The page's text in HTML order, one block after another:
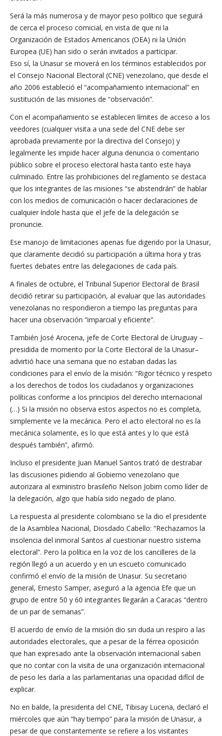
Será la más numerosa y de mayor peso político que seguirá
de cerca el proceso comicial, en vista de que ni la
Organización de Estados Americanos (OEA) ni la Unión
Europea (UE) han sido o serán invitados a participar.
Eso sí, la Unasur se moverá en los términos establecidos por
el Consejo Nacional Electoral (CNE) venezolano, que desde el
año 2006 estableció el “acompañamiento internacional” en
sustitución de las misiones de “observación”.
Con el acompañamiento se establecen límites de acceso a los
veedores (cualquier visita a una sede del CNE debe ser
aprobada previamente por la directiva del Consejo) y
legalmente les impide hacer alguna denuncia o comentario
público sobre el proceso electoral hasta tanto este haya
culminado. Entre las prohibiciones del reglamento se destaca
que los integrantes de las misiones “se abstendrán” de hablar
con los medios de comunicación o hacer declaraciones de
cualquier índole hasta que el jefe de la delegación se
pronuncie.
Ese manojo de limitaciones apenas fue digerido por la Unasur,
que claramente decidió su participación a última hora y tras
fuertes debates entre las delegaciones de cada país.
A finales de octubre, el Tribunal Superior Electoral de Brasil
decidió retirar su participación, al evaluar que las autoridades
venezolanas no respondieron a tiempo las preguntas para
hacer una observación “imparcial y eficiente”.
También José Arocena, jefe de Corte Electoral de Uruguay –
presidida de momento por la Corte Electoral de la Unasur–
advirtió hace una semana que no estaban dadas las
condiciones para el envío de la misión: “Rigor técnico y respeto
a los derechos de todos los ciudadanos y organizaciones
políticas conforme a los principios del derecho internacional
(…) Si la misión no observa estos aspectos no es completa,
simplemente ve la mecánica. Pero el acto electoral no es la
mecánica solamente, es lo que está antes y lo que está
después también”, afirmó.
Incluso el presidente Juan Manuel Santos trató de destrabar
las discusiones pidiendo al Gobierno venezolano que
autorizara al exministro brasileño Nelson Jobim como líder de
la delegación, algo que había sido negado de plano.
La respuesta al presidente colombiano se la dio el presidente
de la Asamblea Nacional, Diosdado Cabello: “Rechazamos la
insolencia del inmoral Santos al cuestionar nuestro sistema
electoral”. Pero la política en la voz de los cancilleres de la
región llegó a un acuerdo y en un escueto comunicado
confirmó el envío de la misión de Unasur. Su secretario
general, Ernesto Samper, aseguró a la agencia Efe que un
grupo de entre 50 y 60 integrantes llegarán a Caracas “dentro
de un par de semanas”.
El acuerdo de envío de la misión dio sin duda un respiro a las
autoridades electorales, que a pesar de la férrea oposición
que han expresado ante la observación internacional saben
que no contar con la visita de una organización internacional
de peso les daría a las parlamentarias una opacidad difícil de
explicar.
No en balde, la presidenta del CNE, Tibisay Lucena, declaró el
miércoles que aún “hay tiempo” para la misión de Unasur, a
pesar de que constantemente se refiere a los visitantes